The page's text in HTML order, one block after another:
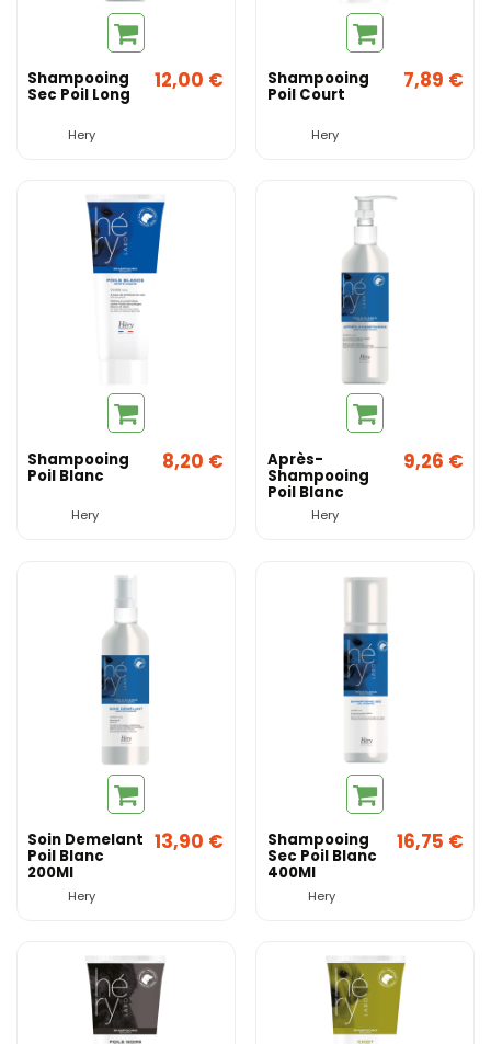
Shampooing
Sec Poil Long
Hery
12,00 € Shampooing
Poil Court
Hery
7,89 €
Shampooing
Poil Blanc
Hery
8,20 € Après-
Shampooing
Poil Blanc
Hery
9,26 €
Soin Demelant
Poil Blanc
200Ml
Hery
13,90 € Shampooing
Sec Poil Blanc
400Ml
Hery
16,75 €